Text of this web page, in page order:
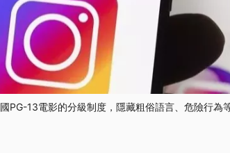
PG-13電影的分級制度，隱藏粗俗語言、危險行為